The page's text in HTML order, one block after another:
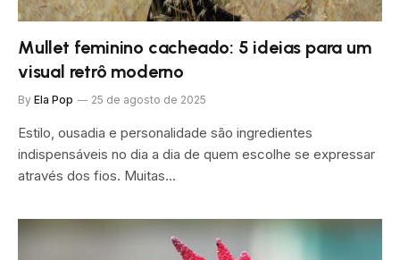
Mullet feminino cacheado: 5 ideias para um
visual retrô moderno
By Ela Pop 25 de agosto de 2025
Estilo, ousadia e personalidade são ingredientes
indispensáveis no dia a dia de quem escolhe se expressar
através dos fios. Muitas…